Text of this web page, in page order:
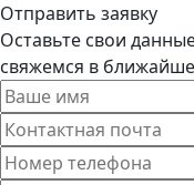
Отправить заявку
Оставьте свои
свяжемся в